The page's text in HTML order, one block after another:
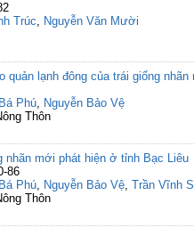
Trúc, Nguyễn Văn Mười
lạnh đông của trái giống
Phú, Nguyễn Bảo Vệ
Thôn
mới phát hiện ở tỉnh Bạc Liêu
86
Phú, Nguyễn Bảo Vệ, Trần Vĩnh
Thôn